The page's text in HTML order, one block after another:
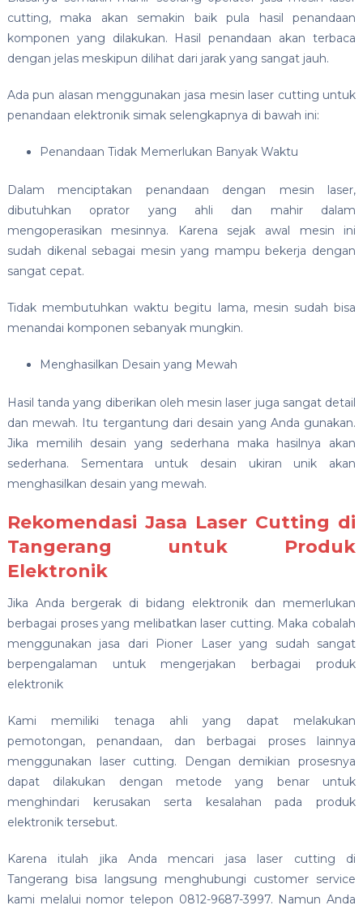
cutting, maka akan semakin baik pula hasil penandaan
komponen yang dilakukan. Hasil penandaan akan terbaca
dengan jelas meskipun dilihat dari jarak yang sangat jauh.
Ada pun alasan menggunakan jasa mesin laser cutting untuk
penandaan elektronik simak selengkapnya di bawah ini:
Penandaan Tidak Memerlukan Banyak Waktu
Dalam menciptakan penandaan dengan mesin laser,
dibutuhkan oprator yang ahli dan mahir dalam
mengoperasikan mesinnya. Karena sejak awal mesin ini
sudah dikenal sebagai mesin yang mampu bekerja dengan
sangat cepat.
Tidak membutuhkan waktu begitu lama, mesin sudah bisa
menandai komponen sebanyak mungkin.
Menghasilkan Desain yang Mewah
Hasil tanda yang diberikan oleh mesin laser juga sangat detail
dan mewah. Itu tergantung dari desain yang Anda gunakan.
Jika memilih desain yang sederhana maka hasilnya akan
sederhana. Sementara untuk desain ukiran unik akan
menghasilkan desain yang mewah.
Rekomendasi Jasa Laser Cutting di
Tangerang untuk Produk
Elektronik
Jika Anda bergerak di bidang elektronik dan memerlukan
berbagai proses yang melibatkan laser cutting. Maka cobalah
menggunakan jasa dari Pioner Laser yang sudah sangat
berpengalaman untuk mengerjakan berbagai produk
elektronik
Kami memiliki tenaga ahli yang dapat melakukan
pemotongan, penandaan, dan berbagai proses lainnya
menggunakan laser cutting. Dengan demikian prosesnya
dapat dilakukan dengan metode yang benar untuk
menghindari kerusakan serta kesalahan pada produk
elektronik tersebut.
Karena itulah jika Anda mencari jasa laser cutting di
Tangerang bisa langsung menghubungi customer service
kami melalui nomor telepon 0812-9687-3997. Namun Anda